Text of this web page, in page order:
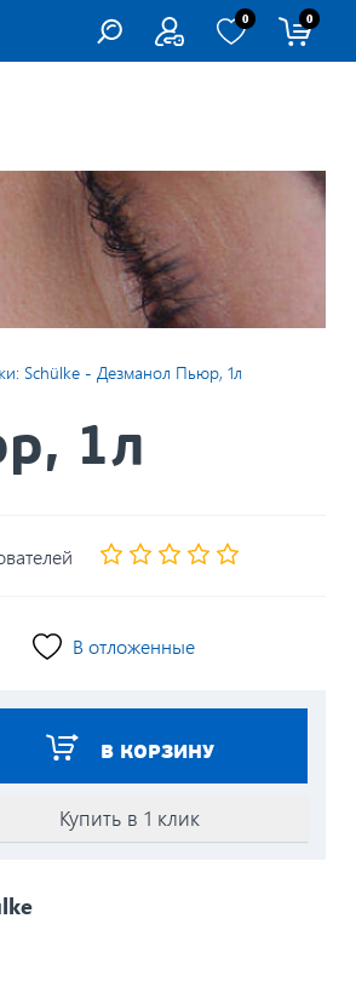
0 0
Schülke - Дезманол Пьюр, 1л
1л
В отложенные
В КОРЗИНУ
Купить в 1 клик